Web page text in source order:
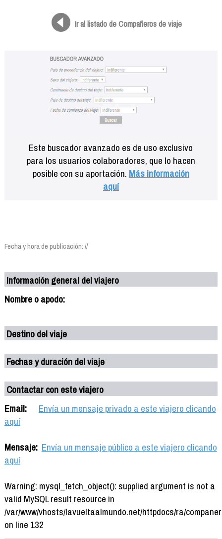
Ir al listado de Compañeros de viaje
Este buscador avanzado es de uso exclusivo
para los usuarios colaboradores, que lo hacen
posible con su aportación. Más información
aquí
Fecha y hora de publicación: //
Información general del viajero
Nombre o apodo:
Destino del viaje
Fechas y duración del viaje
Contactar con este viajero
Email:
Envía un mensaje privado a este viajero clicando
aquí
Mensaje: Envía un mensaje público a este viajero clicando
aquí
Warning: mysql_fetch_object(): supplied argument is not a
valid MySQL result resource in
/var/www/vhosts/lavueltaalmundo.net/httpdocs/ra/
on line 132